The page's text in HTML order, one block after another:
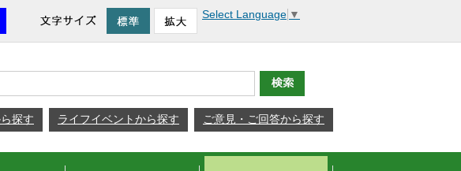
Select Language ▼
探す ライフイベントから探す ご意見・ご回答から探す